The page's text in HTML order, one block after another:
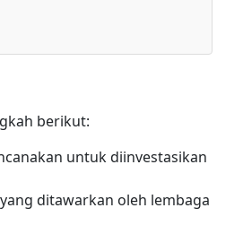
berikut:
untuk diinvestasikan
ditawarkan oleh lembaga